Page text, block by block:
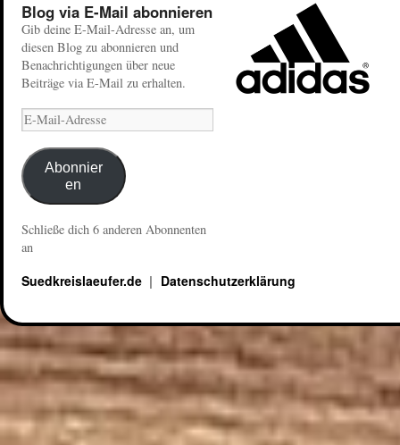
Blog via E-Mail abonnieren
Gib deine E-Mail-Adresse an, um
diesen Blog zu abonnieren und
Benachrichtigungen über neue
Beiträge via E-Mail zu erhalten.
Abonnier
en
Schließe dich 6 anderen Abonnenten
an
Suedkreislaeufer.de Datenschutzerklärung